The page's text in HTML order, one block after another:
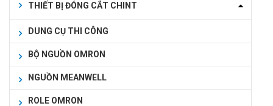
THIẾT BỊ ĐÓNG CẮT CHINT
DUNG CỤ THI CÔNG
BỘ NGUỒN OMRON
NGUỒN MEANWELL
ROLE OMRON